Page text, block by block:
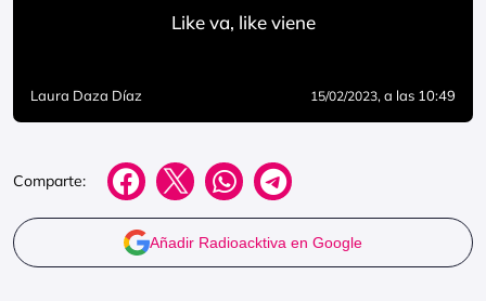
Like va, like viene
Laura Daza Díaz 15/02/2023, a las 10:49
Comparte:
Añadir Radioacktiva en Google